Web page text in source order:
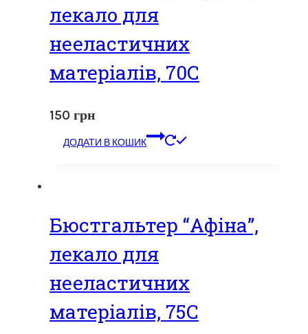
лекало для
нееластичних
матеріалів, 70С
150 грн
ДОДАТИ В КОШИК
Бюстгальтер “Афіна”,
лекало для
нееластичних
матеріалів, 75С